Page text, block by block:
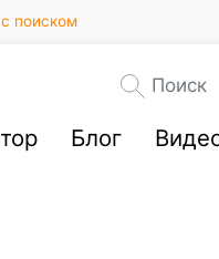
поиском
Поиск
Блог